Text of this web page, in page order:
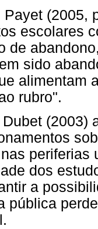
Payet (2005,
escolares
de
sido
alimentam
rubro".
(2003)
periferias
dos
a
pública